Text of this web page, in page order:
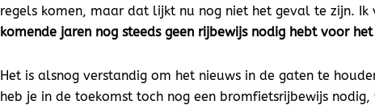
regels komen, maar dat lijkt nu nog niet het geval te zijn. Ik
komende jaren nog steeds geen rijbewijs nodig hebt voor
Het is alsnog verstandig om het nieuws in de gaten te
heb je in de toekomst toch nog een bromfietsrijbewijs